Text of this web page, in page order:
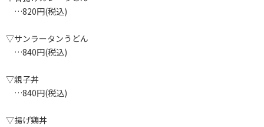
…820円(税込)
▽サンラータンうどん
…840円(税込)
▽親子丼
…840円(税込)
▽揚げ鶏丼